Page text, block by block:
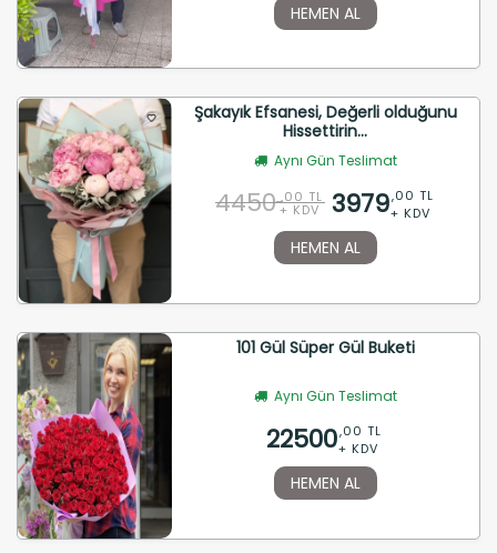
HEMEN AL
Şakayık Efsanesi, Değerli olduğunu
Hissettirin...
Aynı Gün Teslimat
4450 ,00 TL
+ KDV 3979,00 TL
+ KDV
HEMEN AL
101 Gül Süper Gül Buketi
Aynı Gün Teslimat
22500,00 TL
+ KDV
HEMEN AL